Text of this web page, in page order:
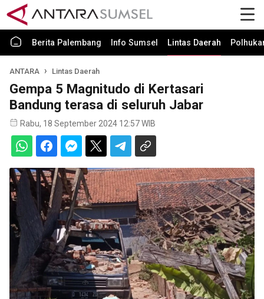
Berita Palembang Info Sumsel Lintas Daerah
ANTARA Lintas Daerah
Gempa 5 Magnitudo di Kertasari
Bandung terasa di seluruh Jabar
Rabu, 18 September 2024 12:57 WIB